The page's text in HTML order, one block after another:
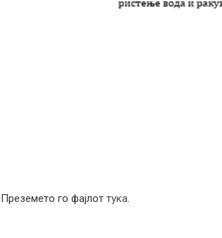
Преземето го фајлот тука.